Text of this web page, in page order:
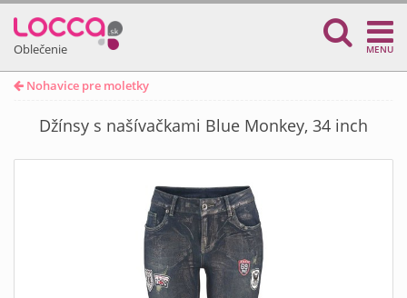
Oblečenie MENU
Nohavice pre moletky
Džínsy s našívačkami Blue Monkey, 34 inch